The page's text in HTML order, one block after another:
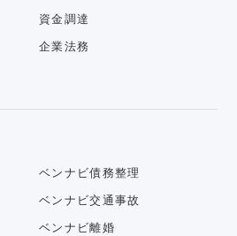
資金調達
企業法務
ベンナビ債務整理
ベンナビ交通事故
ベンナビ離婚